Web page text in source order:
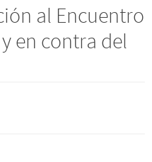
al Encuentro
en contra del